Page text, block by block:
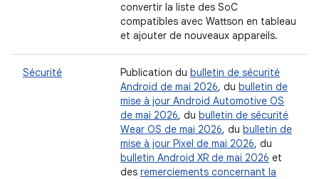
convertir la liste des SoC
compatibles avec Wattson en tableau
et ajouter de nouveaux appareils.
Sécurité Publication du bulletin de sécurité
Android de mai 2026, du bulletin de
mise à jour Android Automotive OS
de mai 2026, du bulletin de sécurité
Wear OS de mai 2026, du bulletin de
mise à jour Pixel de mai 2026, du
bulletin Android XR de mai 2026 et
des remerciements concernant la